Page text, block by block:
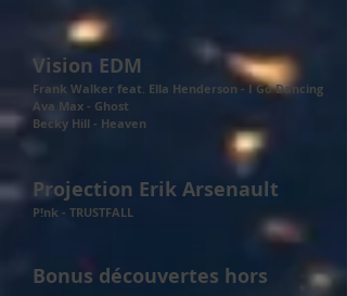
Vision EDM
Frank Walker feat. Ella Henderson - I Go Dancing
Ava Max - Ghost
Becky Hill - Heaven
Projection Erik Arsenault
P!nk - TRUSTFALL
Bonus découvertes hors